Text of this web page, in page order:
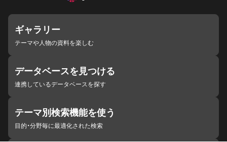
ギャラリー
テーマや人物の資料を楽しむ
データベースを見つける
連携しているデータベースを探す
テーマ別検索機能を使う
目的・分野毎に最適化された検索